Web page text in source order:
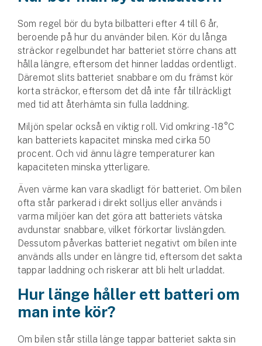
Som regel bör du byta bilbatteri efter 4 till 6 år,
beroende på hur du använder bilen. Kör du långa
sträckor regelbundet har batteriet större chans att
hålla längre, eftersom det hinner laddas ordentligt.
Däremot slits batteriet snabbare om du främst kör
korta sträckor, eftersom det då inte får tillräckligt
med tid att återhämta sin fulla laddning.
Miljön spelar också en viktig roll. Vid omkring -18°C
kan batteriets kapacitet minska med cirka 50
procent. Och vid ännu lägre temperaturer kan
kapaciteten minska ytterligare.
Även värme kan vara skadligt för batteriet. Om bilen
ofta står parkerad i direkt solljus eller används i
varma miljöer kan det göra att batteriets vätska
avdunstar snabbare, vilket förkortar livslängden.
Dessutom påverkas batteriet negativt om bilen inte
används alls under en längre tid, eftersom det sakta
tappar laddning och riskerar att bli helt urladdat.
Hur länge håller ett batteri om
man inte kör?
Om bilen står stilla länge tappar batteriet sakta sin